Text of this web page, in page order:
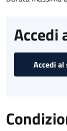
Accedi
Accedi